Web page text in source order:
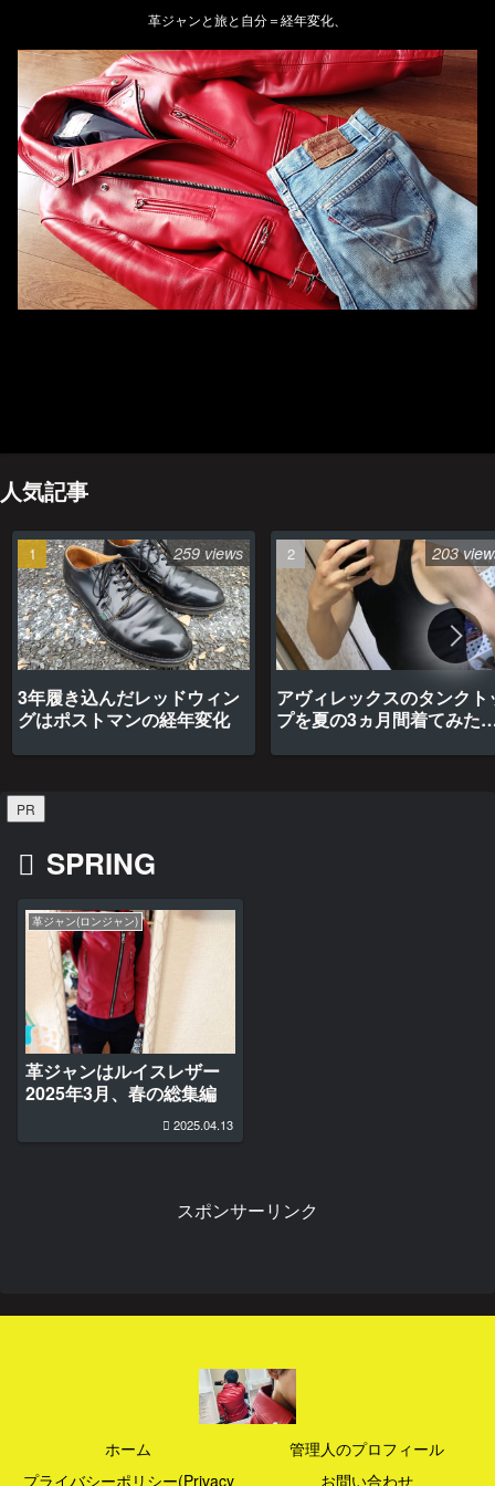
革ジャンと旅と自分＝経年変化、
人気記事
3年履き込んだレッドウィン
グはポストマンの経年変化
259 views
アヴィレックスのタンクト
プを夏の3ヵ月間着てみた
203
PR
SPRING
革ジャン(ロンジャン)
革ジャンはルイスレザー
2025年3月、春の総集編
2025.04.13
スポンサーリンク
ホーム
管理人のプロフィール
プライバシーポリシー(Privacy
お問い合わせ